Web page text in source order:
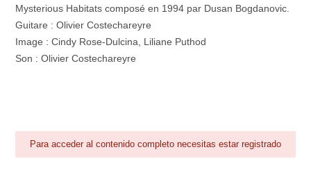
Reproductor
Mysterious Habitats composé en 1994 par Dusan Bogdanovic.
Guitare : Olivier Costechareyre
Image : Cindy Rose-Dulcina, Liliane Puthod
Son : Olivier Costechareyre
Para acceder al contenido completo necesitas estar registrado